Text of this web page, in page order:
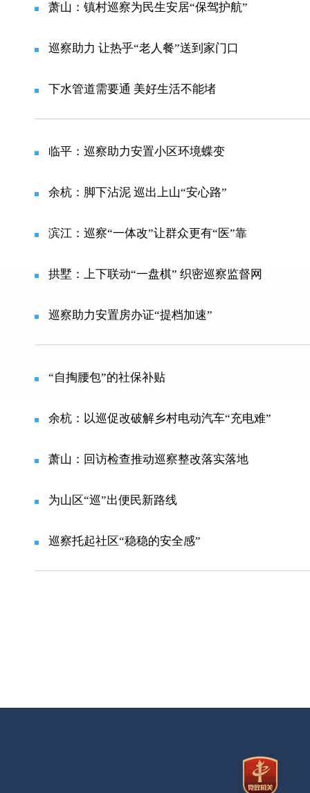
萧山：镇村巡察为民生安居“保驾护航”
巡察助力 让热乎“老人餐”送到家门口
下水管道需要通 美好生活不能堵
临平：巡察助力安置小区环境蝶变
余杭：脚下沾泥 巡出上山“安心路”
滨江：巡察“一体改”让群众更有“医”靠
拱墅：上下联动“一盘棋” 织密巡察监督网
巡察助力安置房办证“提档加速”
“自掏腰包”的社保补贴
余杭：以巡促改破解乡村电动汽车“充电难”
萧山：回访检查推动巡察整改落实落地
为山区“巡”出便民新路线
巡察托起社区“稳稳的安全感”